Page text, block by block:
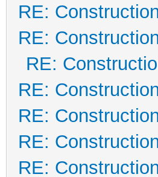
RE:
RE:
RE:
RE:
RE:
RE:
RE: